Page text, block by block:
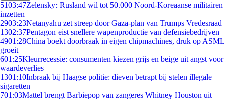
5103:47Zelensky: Rusland wil tot 50.000 Noord-Koreaanse militairen
inzetten
2903:23Netanyahu zet streep door Gaza-plan van Trumps Vredesraad
1302:37Pentagon eist snellere wapenproductie van defensiebedrijven
4901:28China boekt doorbraak in eigen chipmachines, druk op ASML
groeit
601:25Kleurrecessie: consumenten kiezen grijs en beige uit angst voor
waardeverlies
1301:10Inbraak bij Haagse politie: dieven betrapt bij stelen illegale
sigaretten
701:03Mattel brengt Barbiepop van zangeres Whitney Houston uit